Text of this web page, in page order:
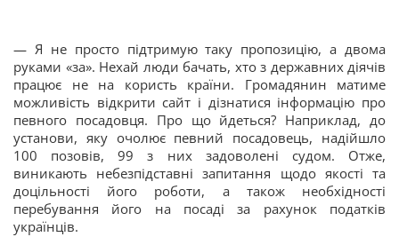
— Я не просто підтримую таку пропозицію, а двома
руками «за». Нехай люди бачать, хто з державних діячів
працює не на користь країни. Громадянин матиме
можливість відкрити сайт і дізнатися інформацію про
певного посадовця. Про що йдеться? Наприклад, до
установи, яку очолює певний посадовець, надійшло
100 позовів, 99 з них задоволені судом. Отже,
виникають небезпідставні запитання щодо якості та
доцільності його роботи, а також необхідності
перебування його на посаді за рахунок податків
українців.